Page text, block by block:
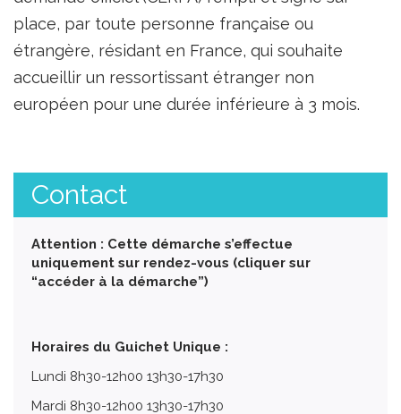
place, par toute personne française ou
étrangère, résidant en France, qui souhaite
accueillir un ressortissant étranger non
européen pour une durée inférieure à 3 mois.
Contact
Attention : Cette démarche s’effectue
uniquement sur rendez-vous (cliquer sur
“accéder à la démarche”)
Horaires du Guichet Unique :
Lundi 8h30-12h00 13h30-17h30
Mardi 8h30-12h00 13h30-17h30